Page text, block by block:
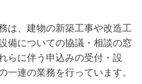
は、建物の新築工事や改造工
備についての協議・相談の窓
らに伴う申込みの受付・設
一連の業務を行っています。